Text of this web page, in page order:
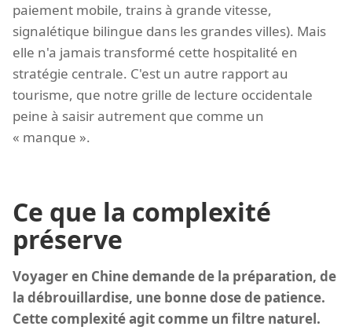
paiement mobile, trains à grande vitesse,
signalétique bilingue dans les grandes villes). Mais
elle n'a jamais transformé cette hospitalité en
stratégie centrale. C'est un autre rapport au
tourisme, que notre grille de lecture occidentale
peine à saisir autrement que comme un
« manque ».
Ce que la complexité
préserve
Voyager en Chine demande de la préparation, de
la débrouillardise, une bonne dose de patience.
Cette complexité agit comme un filtre naturel.